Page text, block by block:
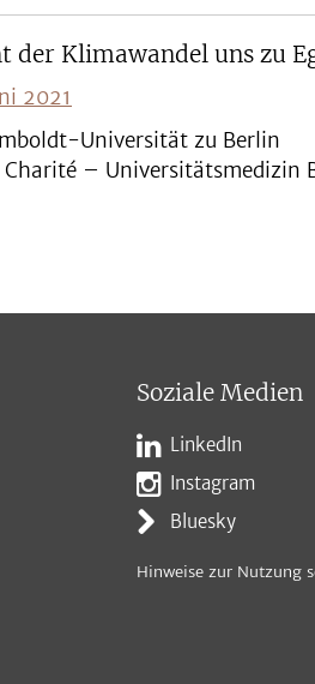
der Klimawandel uns zu
2021
Universität zu Berlin
Charité – Universitätsmedizin
Soziale Medien
LinkedIn
Instagram
Bluesky
Hinweise zur Nutzung